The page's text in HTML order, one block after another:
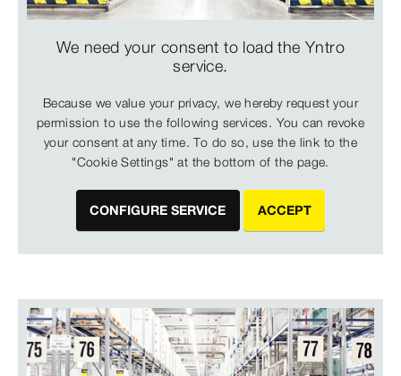
We need your consent to load the Yntro
service.
Because we value your privacy, we hereby request your
permission to use the following services. You can revoke
your consent at any time. To do so, use the link to the
"Cookie Settings" at the bottom of the page.
CONFIGURE SERVICE ACCEPT